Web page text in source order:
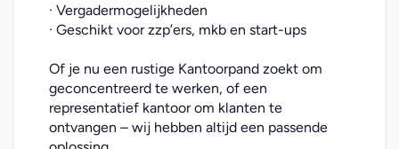
· Vergadermogelijkheden
· Geschikt voor zzp’ers, mkb en start-ups
Of je nu een rustige Kantoorpand zoekt om
geconcentreerd te werken, of een
representatief kantoor om klanten te
ontvangen – wij hebben altijd een passende